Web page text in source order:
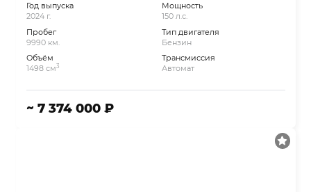
Год выпуска
2024 г.
Пробег
9990 км.
Объём
1498 см3
Мощность
150 л.с.
Тип двигателя
Бензин
Трансмиссия
Автомат
~ 7 374 000 ₽